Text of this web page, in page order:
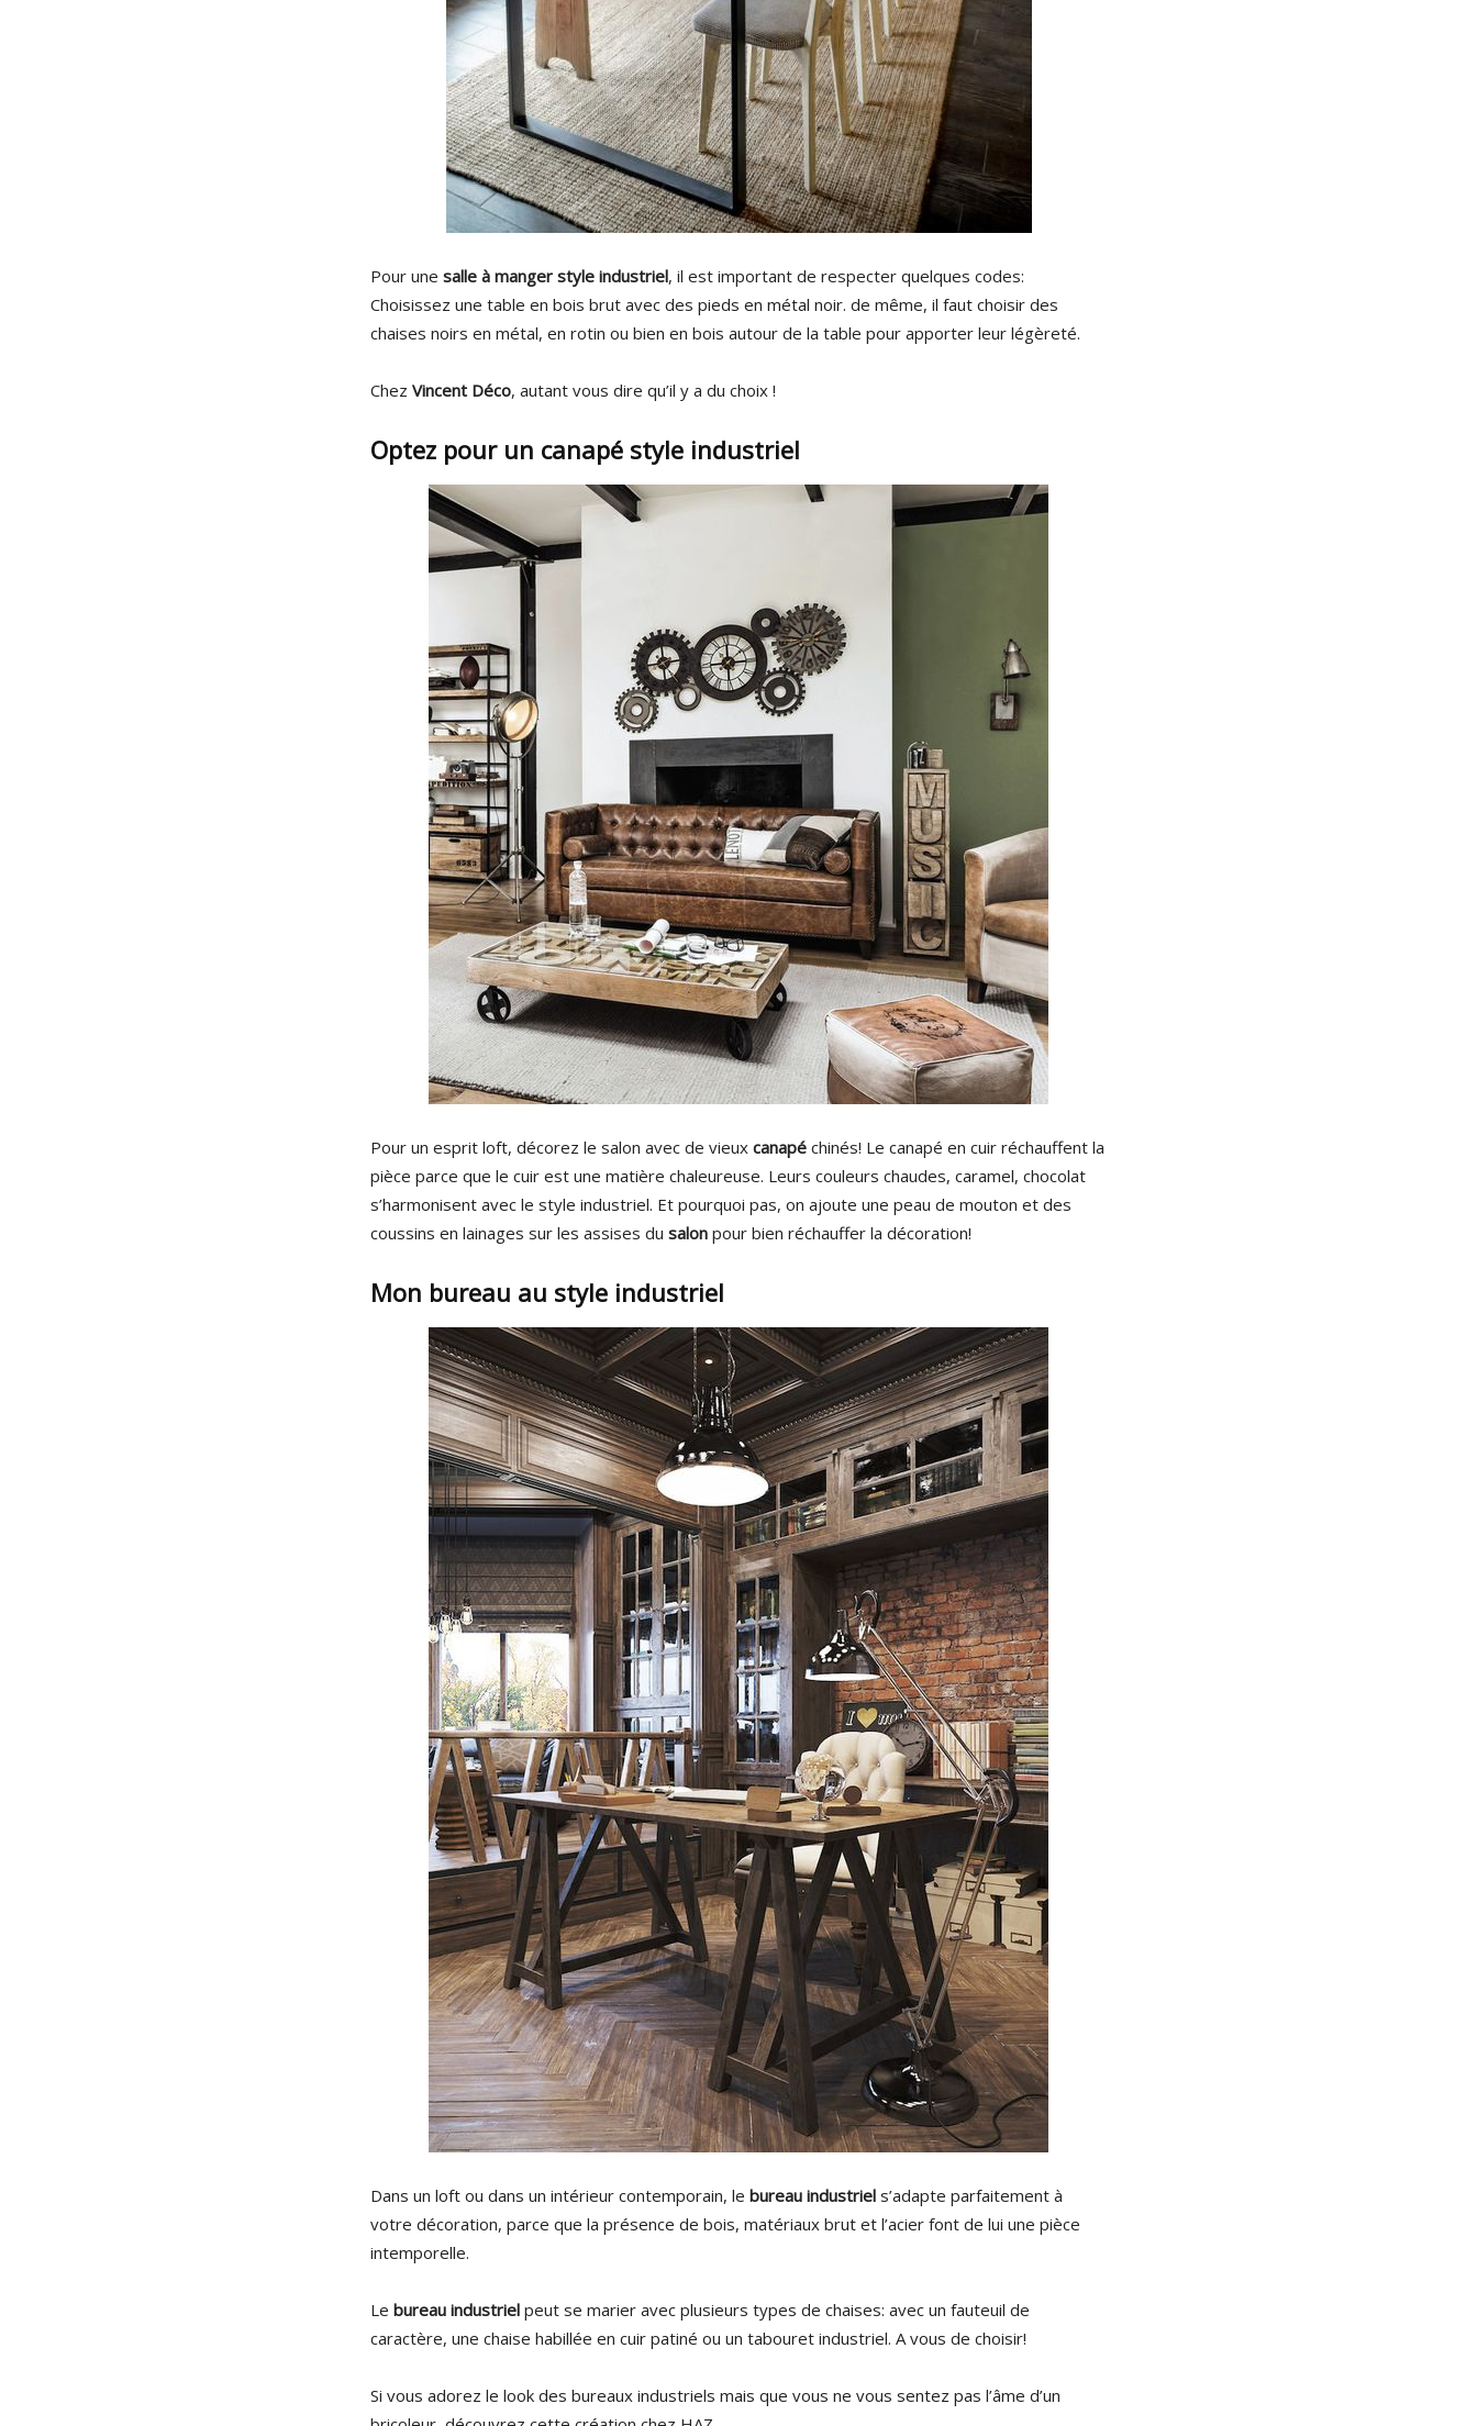
Pour une salle à manger style industriel, il est important de respecter quelques codes:
Choisissez une table en bois brut avec des pieds en métal noir. de même, il faut choisir des
chaises noirs en métal, en rotin ou bien en bois autour de la table pour apporter leur légèreté.
Chez Vincent Déco, autant vous dire qu’il y a du choix !
Optez pour un canapé style industriel
Pour un esprit loft, décorez le salon avec de vieux canapé chinés! Le canapé en cuir réchauffent la
pièce parce que le cuir est une matière chaleureuse. Leurs couleurs chaudes, caramel, chocolat
s’harmonisent avec le style industriel. Et pourquoi pas, on ajoute une peau de mouton et des
coussins en lainages sur les assises du salon pour bien réchauffer la décoration!
Mon bureau au style industriel
Dans un loft ou dans un intérieur contemporain, le bureau industriel s’adapte parfaitement à
votre décoration, parce que la présence de bois, matériaux brut et l’acier font de lui une pièce
intemporelle.
Le bureau industriel peut se marier avec plusieurs types de chaises: avec un fauteuil de
caractère, une chaise habillée en cuir patiné ou un tabouret industriel. A vous de choisir!
Si vous adorez le look des bureaux industriels mais que vous ne vous sentez pas l’âme d’un